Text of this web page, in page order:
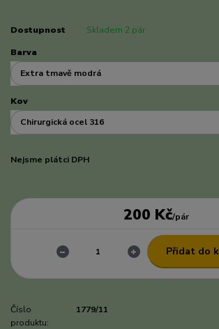
Dostupnost Skladem 2 pár
Barva
Kov
Nejsme plátci DPH
200 Kč/pár
Přidat do
Číslo
produktu:
1779/11